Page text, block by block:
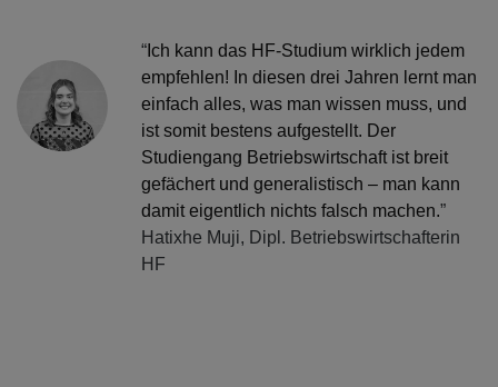
“ Ich kann das HF-Studium wirklich jedem
empfehlen! In diesen drei Jahren lernt man
einfach alles, was man wissen muss, und
ist somit bestens aufgestellt. Der
Studiengang Betriebswirtschaft ist breit
gefächert und generalistisch – man kann
damit eigentlich nichts falsch machen.”
Hatixhe Muji, Dipl. Betriebswirtschafterin
HF